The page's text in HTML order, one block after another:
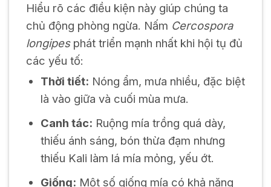
Hiểu rõ các điều kiện này giúp chúng ta
chủ động phòng ngừa. Nấm Cercospora
longipesphát triển mạnh nhất khi hội tụ đủ
các yếu tố:
Thời tiết: Nóng ẩm, mưa nhiều, đặc biệt
là vào giữa và cuối mùa mưa.
Canh tác: Ruộng mía trồng quá dày,
thiếu ánh sáng, bón thừa đạm nhưng
thiếu Kali làm lá mía mỏng, yếu ớt.
Giống: Một số giống mía có khả năng